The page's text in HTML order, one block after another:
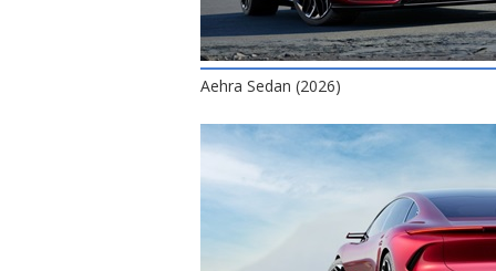
Aehra Sedan (2026)